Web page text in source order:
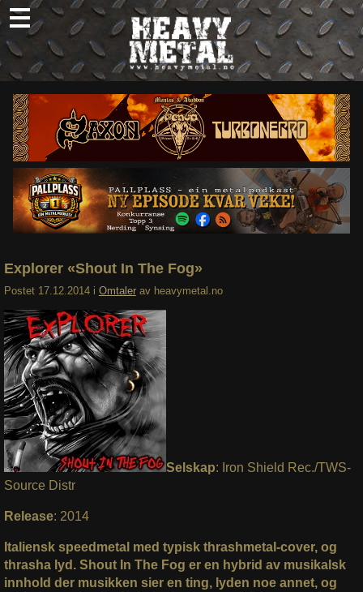
Skip
to
content
Nyheter
Omtaler
Intervjuer
Om oss
Abonner
Søk
Explorer «Shout In The Fog»
Postet 17.12.2014 i Omtaler av heavymetal.no
Selskap: Iron Shield Rec./TWS-
Source Distr
Release: 2014
Italiensk speedmetal med typisk thrashmetal-cover, og
thrasha lyd. Shout In The Fog er en hybrid av musikalsk
innhold der musikken sier en ting, lyden noe annet, og